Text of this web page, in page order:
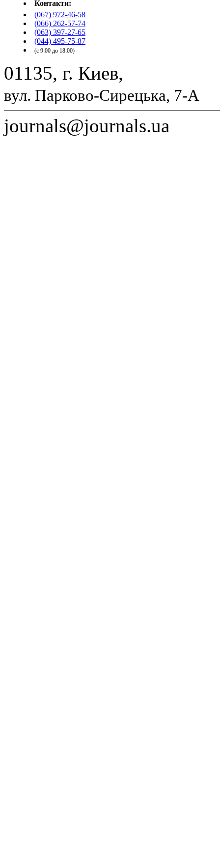
Контакти:
(067) 972-46-58
(066) 262-57-74
(063) 397-27-65
(044) 495-75-87
(с 9:00 до 18:00)
01135, г. Киев,
вул. Парково-Сирецька, 7-А
journals@journals.ua